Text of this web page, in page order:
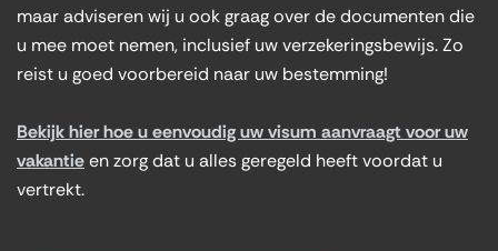
maar adviseren wij u ook graag over de documenten die
u mee moet nemen, inclusief uw verzekeringsbewijs. Zo
reist u goed voorbereid naar uw bestemming!
Bekijk hier hoe u eenvoudig uw visum aanvraagt voor uw
vakantieen zorg dat u alles geregeld heeft voordat u
vertrekt.